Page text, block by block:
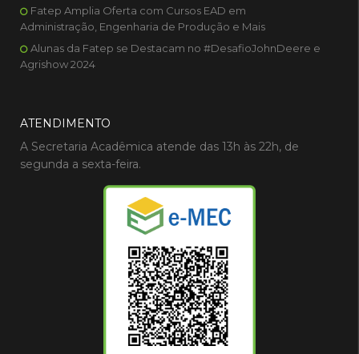
Fatep Amplia Oferta com Cursos EAD em
Administração, Engenharia de Produção e Mais
Alunas da Fatep se Destacam no #DesafioJohnDeere e
Agrishow 2024
ATENDIMENTO
A Secretaria Acadêmica atende das 13h às 22h, de
segunda a sexta-feira.